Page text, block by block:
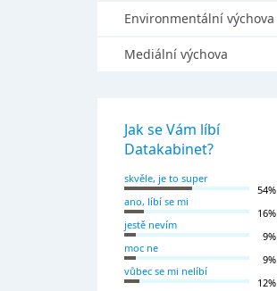
Environmentální výchova
Mediální výchova
Jak se Vám líbí
Datakabinet?
skvěle, je to super
54%
ano, líbí se mi
16%
jestě nevím
9%
moc ne
9%
vůbec se mi nelíbí
12%